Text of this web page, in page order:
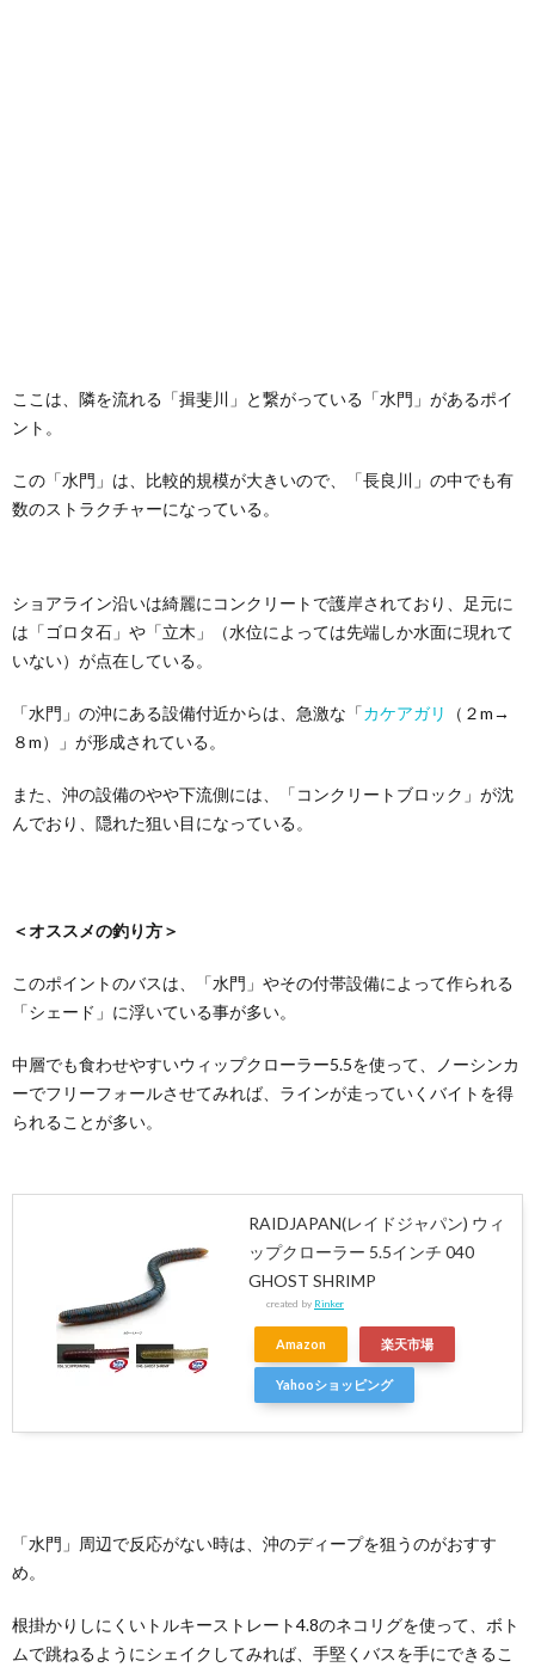
ここは、隣を流れる「揖斐川」と繋がっている「水門」があるポイ
ント。
この「水門」は、比較的規模が大きいので、「長良川」の中でも有
数のストラクチャーになっている。
ショアライン沿いは綺麗にコンクリートで護岸されており、足元に
は「ゴロタ石」や「立木」（水位によっては先端しか水面に現れて
いない）が点在している。
「水門」の沖にある設備付近からは、急激な「カケアガリ
（２m→
８m）」が形成されている。
また、沖の設備のやや下流側には、「コンクリートブロック」が沈
んでおり、隠れた狙い目になっている。
＜オススメの釣り方＞
このポイントのバスは、「水門」やその付帯設備によって作られる
「シェード」に浮いている事が多い。
中層でも食わせやすいウィップクローラー5.5を使って、ノーシンカ
ーでフリーフォールさせてみれば、ラインが走っていくバイトを得
られることが多い。
RAIDJAPAN(レイドジャパン) ウィ
ップクローラー 5.5インチ 040
GHOST SHRIMP
created by Rinker
Amazon 楽天市場
Yahooショッピング
「水門」周辺で反応がない時は、沖のディープを狙うのがおすす
め。
根掛かりしにくいトルキーストレート4.8のネコリグを使って、ボト
ムで跳ねるようにシェイクしてみれば、手堅くバスを手にできるこ